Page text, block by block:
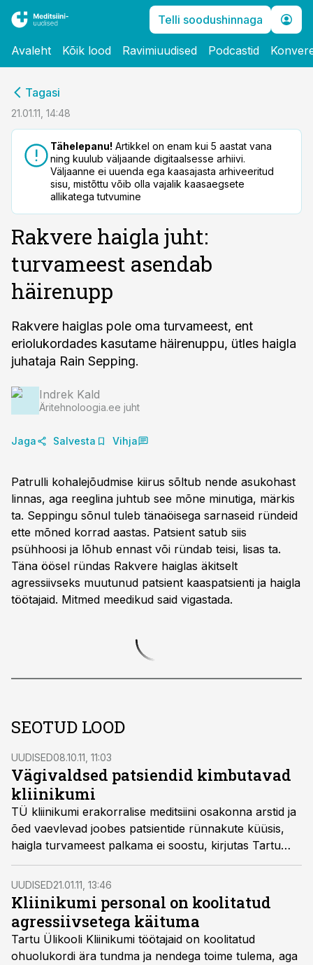
Telli soodushinnaga
Avaleht Kõik lood Ravimiuudised Podcastid
Tagasi
21.01.11, 14:48
Tähelepanu! Artikkel on enam kui 5 aastat vana
ning kuulub väljaande digitaalsesse arhiivi.
Väljaanne ei uuenda ega kaasajasta arhiveeritud
sisu, mistõttu võib olla vajalik kaasaegsete
allikatega tutvumine
Rakvere haigla juht:
turvameest asendab
häirenupp
Rakvere haiglas pole oma turvameest, ent
eriolukordades kasutame häirenuppu, ütles haigla
juhataja Rain Sepping.
Indrek Kald
Äritehnoloogia.ee juht
Jaga Salvesta Vihja
Patrulli kohalejõudmise kiirus sõltub nende asukohast
linnas, aga reeglina juhtub see mõne minutiga, märkis
ta. Seppingu sõnul tuleb tänaöisega sarnaseid ründeid
ette mõned korrad aastas. Patsient satub siis
psühhoosi ja lõhub ennast või ründab teisi, lisas ta.
Täna öösel ründas Rakvere haiglas äkitselt
agressiivseks muutunud patsient kaaspatsienti ja haigla
töötajaid. Mitmed meedikud said vigastada.
SEOTUD LOOD
UUDISED08.10.11, 11:03
Vägivaldsed patsiendid kimbutavad
kliinikumi
TÜ kliinikumi erakorralise meditsiini osakonna arstid ja
õed vaevlevad joobes patsientide rünnakute küüsis,
haigla turvameest palkama ei soostu, kirjutas Tartu
Ekspress.
UUDISED21.01.11, 13:46
Kliinikumi personal on koolitatud
agressiivsetega käituma
Tartu Ülikooli Kliinikumi töötajaid on koolitatud
ohuolukordi ära tundma ja nendega toime tulema, aga